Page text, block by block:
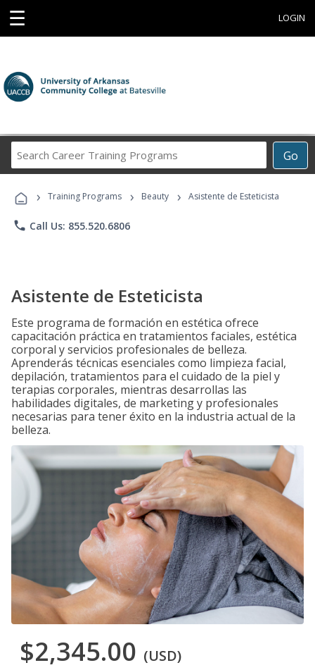
☰ LOGIN
Go
Career
Programs
› Training Programs › Beauty › Asistente de Esteticista
phone Call Us: 855.520.6806
Asistente de Esteticista
Este programa de formación en estética ofrece
capacitación práctica en tratamientos faciales, estética
corporal y servicios profesionales de belleza.
Aprenderás técnicas esenciales como limpieza facial,
depilación, tratamientos para el cuidado de la piel y
terapias corporales, mientras desarrollas las
habilidades digitales, de marketing y profesionales
necesarias para tener éxito en la industria actual de la
belleza.
$2,345.00 (USD)